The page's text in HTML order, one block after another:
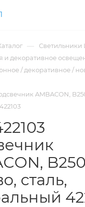
— Светильники
декоративное
/ декоративное /
AMBACON,
сталь,